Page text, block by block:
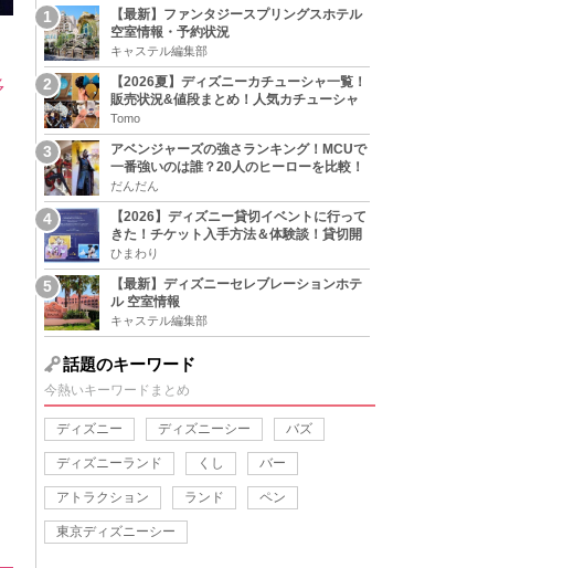
【最新】ファンタジースプリングスホテル
空室情報・予約状況
キャステル編集部
【2026夏】ディズニーカチューシャ一覧！
販売状況&値段まとめ！人気カチューシャ
をチェック
Tomo
アベンジャーズの強さランキング！MCUで
一番強いのは誰？20人のヒーローを比較！
だんだん
【2026】ディズニー貸切イベントに行って
きた！チケット入手方法＆体験談！貸切開
催日程まとめ！
ひまわり
【最新】ディズニーセレブレーションホテ
ル 空室情報
キャステル編集部
話題のキーワード
今熱いキーワードまとめ
ディズニー ディズニーシー バズ
ディズニーランド くし バー
アトラクション ランド ペン
東京ディズニーシー